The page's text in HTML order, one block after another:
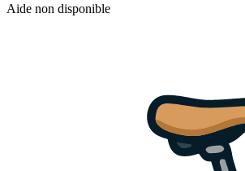
Aide non disponible